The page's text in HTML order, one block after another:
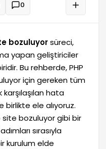
0
bozuluyorsüreci,
yapan geliştiriciler
Bu rehberde, PHP
için gereken tüm
karşılaşılan hata
birlikte ele alıyoruz.
site bozuluyor gibi bir
sırasıyla
kurulum elde